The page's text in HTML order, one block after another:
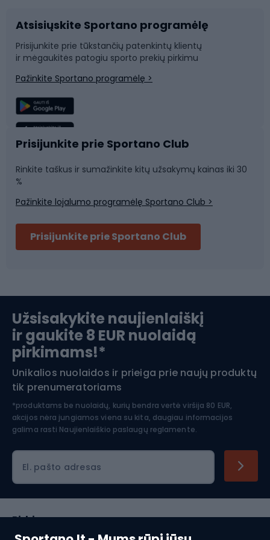
Dviračių dalys
Laipiojimas
Žvejyba
Sportinė medicina
Rogutės ir čiuožynės
Snieglenčių sportas
Plaukimas
Komandinis sportas
Slidinėjimas
Apranga žiemos sportui
Šiaurietiškas ėjimas
Atsisiųskite Sportano programėlę
Prisijunkite prie tūkstančių patenkintų klientų
ir mėgaukitės patogiu sporto prekių pirkimu
Pažinkite Sportano programėlę >
Prisijunkite prie Sportano Club
Rinkite taškus ir sumažinkite kitų užsakymų kainas iki 30
%
Pažinkite lojalumo programėlę Sportano Club >
Prisijunkite prie Sportano Club
Užsisakykite naujienlaiškį
ir gaukite 8 EUR nuolaidą
pirkimams!*
Unikalios nuolaidos ir prieiga prie naujų produktų
tik prenumeratoriams
*produktams be nuolaidų, kurių bendra vertė viršija 80 EUR,
akcijos nėra jungiamos viena su kita, daugiau informacijos
galima rasti Naujienlaiškio paslaugų reglamente.
El. pašto adresas
Pirkimas